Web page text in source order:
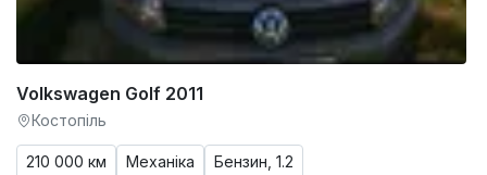
Volkswagen Golf 2011
Костопіль
210 000 км Механіка Бензин, 1.2